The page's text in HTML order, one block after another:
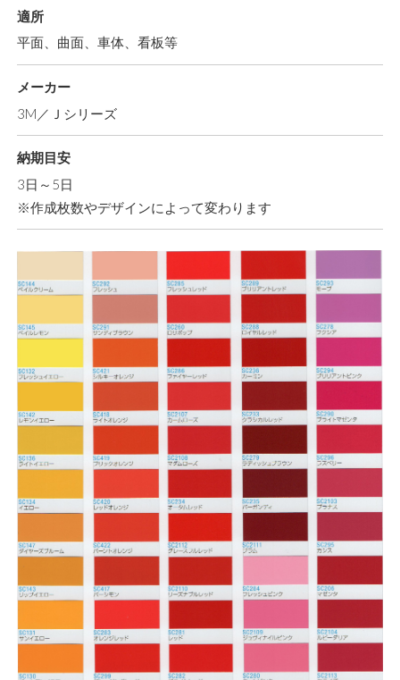
適所
平面、曲面、車体、看板等
メーカー
3M／Ｊシリーズ
納期目安
3日～5日
※作成枚数やデザインによって変わります